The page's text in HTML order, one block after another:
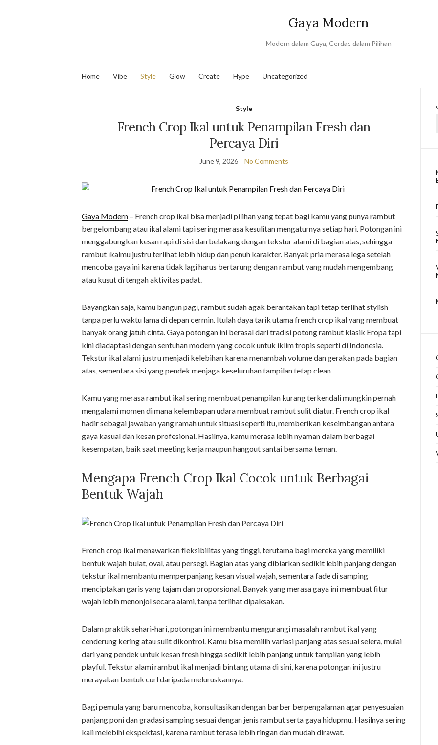
Gaya Modern
Modern dalam Gaya, Cerdas dalam Pilihan
Home Vibe Style Glow Create Hype Uncategorized
Style
French Crop Ikal untuk Penampilan Fresh dan
Percaya Diri
June 9, 2026 No Comments
Gaya Modern – French crop ikal bisa menjadi pilihan yang tepat bagi kamu yang punya rambut
bergelombang atau ikal alami tapi sering merasa kesulitan mengaturnya setiap hari. Potongan ini
menggabungkan kesan rapi di sisi dan belakang dengan tekstur alami di bagian atas, sehingga
rambut ikalmu justru terlihat lebih hidup dan penuh karakter. Banyak pria merasa lega setelah
mencoba gaya ini karena tidak lagi harus bertarung dengan rambut yang mudah mengembang
atau kusut di tengah aktivitas padat.
Bayangkan saja, kamu bangun pagi, rambut sudah agak berantakan tapi tetap terlihat stylish
tanpa perlu waktu lama di depan cermin. Itulah daya tarik utama french crop ikal yang membuat
banyak orang jatuh cinta. Gaya potongan ini berasal dari tradisi potong rambut klasik Eropa tapi
kini diadaptasi dengan sentuhan modern yang cocok untuk iklim tropis seperti di Indonesia.
Tekstur ikal alami justru menjadi kelebihan karena menambah volume dan gerakan pada bagian
atas, sementara sisi yang pendek menjaga keseluruhan tampilan tetap clean.
Kamu yang merasa rambut ikal sering membuat penampilan kurang terkendali mungkin pernah
mengalami momen di mana kelembapan udara membuat rambut sulit diatur. French crop ikal
hadir sebagai jawaban yang ramah untuk situasi seperti itu, memberikan keseimbangan antara
gaya kasual dan kesan profesional. Hasilnya, kamu merasa lebih nyaman dalam berbagai
kesempatan, baik saat meeting kerja maupun hangout santai bersama teman.
Mengapa French Crop Ikal Cocok untuk Berbagai
Bentuk Wajah
French crop ikal menawarkan fleksibilitas yang tinggi, terutama bagi mereka yang memiliki
bentuk wajah bulat, oval, atau persegi. Bagian atas yang dibiarkan sedikit lebih panjang dengan
tekstur ikal membantu memperpanjang kesan visual wajah, sementara fade di samping
menciptakan garis yang tajam dan proporsional. Banyak yang merasa gaya ini membuat fitur
wajah lebih menonjol secara alami, tanpa terlihat dipaksakan.
Dalam praktik sehari-hari, potongan ini membantu mengurangi masalah rambut ikal yang
cenderung kering atau sulit dikontrol. Kamu bisa memilih variasi panjang atas sesuai selera, mulai
dari yang pendek untuk kesan fresh hingga sedikit lebih panjang untuk tampilan yang lebih
playful. Tekstur alami rambut ikal menjadi bintang utama di sini, karena potongan ini justru
merayakan bentuk curl daripada meluruskannya.
Bagi pemula yang baru mencoba, konsultasikan dengan barber berpengalaman agar penyesuaian
panjang poni dan gradasi samping sesuai dengan jenis rambut serta gaya hidupmu. Hasilnya sering
kali melebihi ekspektasi, karena rambut terasa lebih ringan dan mudah dirawat.